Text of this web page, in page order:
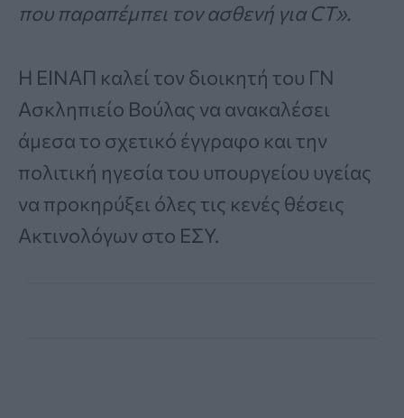
που παραπέμπει τον ασθενή για CT».
Η ΕΙΝΑΠ καλεί τον διοικητή του ΓΝ
Ασκληπιείο Βούλας να ανακαλέσει
άμεσα το σχετικό έγγραφο και την
πολιτική ηγεσία του υπουργείου υγείας
να προκηρύξει όλες τις κενές θέσεις
Ακτινολόγων στο ΕΣΥ.